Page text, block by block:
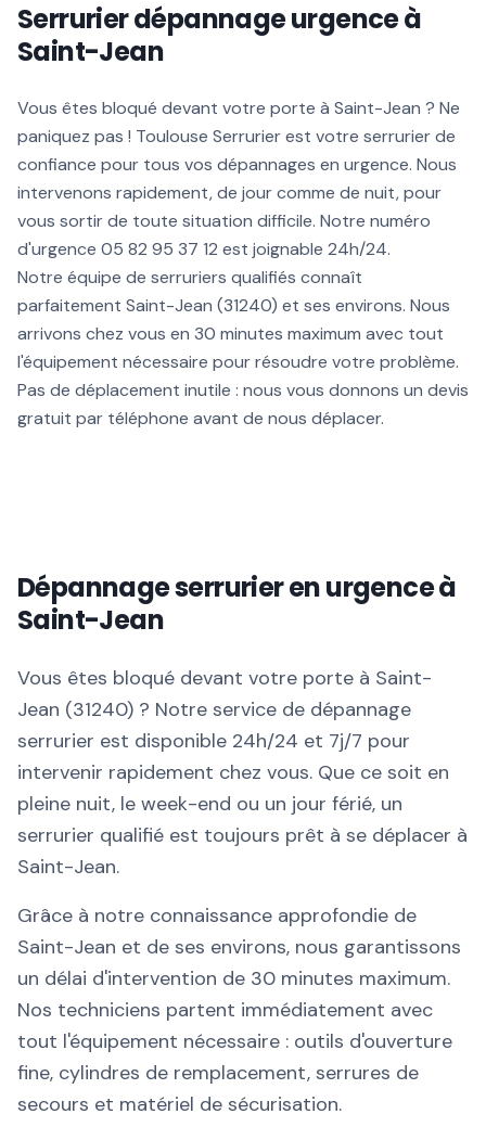
Serrurier dépannage urgence à
Saint-Jean
Vous êtes bloqué devant votre porte à Saint-Jean ? Ne
paniquez pas ! Toulouse Serrurier est votre serrurier de
confiance pour tous vos dépannages en urgence. Nous
intervenons rapidement, de jour comme de nuit, pour
vous sortir de toute situation difficile. Notre numéro
d'urgence 05 82 95 37 12 est joignable 24h/24.
Notre équipe de serruriers qualifiés connaît
parfaitement Saint-Jean (31240) et ses environs. Nous
arrivons chez vous en 30 minutes maximum avec tout
l'équipement nécessaire pour résoudre votre problème.
Pas de déplacement inutile : nous vous donnons un devis
gratuit par téléphone avant de nous déplacer.
Dépannage serrurier en urgence à
Saint-Jean
Vous êtes bloqué devant votre porte à Saint-
Jean (31240) ? Notre service de dépannage
serrurier est disponible 24h/24 et 7j/7 pour
intervenir rapidement chez vous. Que ce soit en
pleine nuit, le week-end ou un jour férié, un
serrurier qualifié est toujours prêt à se déplacer à
Saint-Jean.
Grâce à notre connaissance approfondie de
Saint-Jean et de ses environs, nous garantissons
un délai d'intervention de 30 minutes maximum.
Nos techniciens partent immédiatement avec
tout l'équipement nécessaire : outils d'ouverture
fine, cylindres de remplacement, serrures de
secours et matériel de sécurisation.